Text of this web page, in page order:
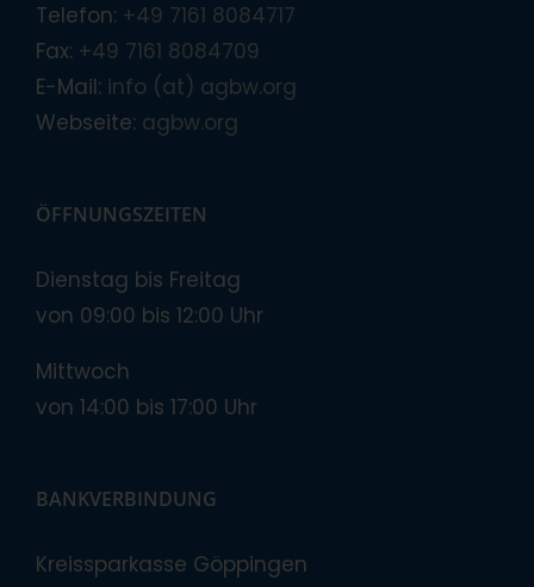
Telefon: +49 7161 8084717
Fax: +49 7161 8084709
E-Mail: info (at) agbw.org
Webseite: agbw.org
ÖFFNUNGSZEITEN
Dienstag bis Freitag
von 09:00 bis 12:00 Uhr
Mittwoch
von 14:00 bis 17:00 Uhr
BANKVERBINDUNG
Kreissparkasse Göppingen